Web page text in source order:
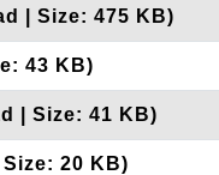
| Size: 475 KB)
43 KB)
| Size: 41 KB)
20 KB)